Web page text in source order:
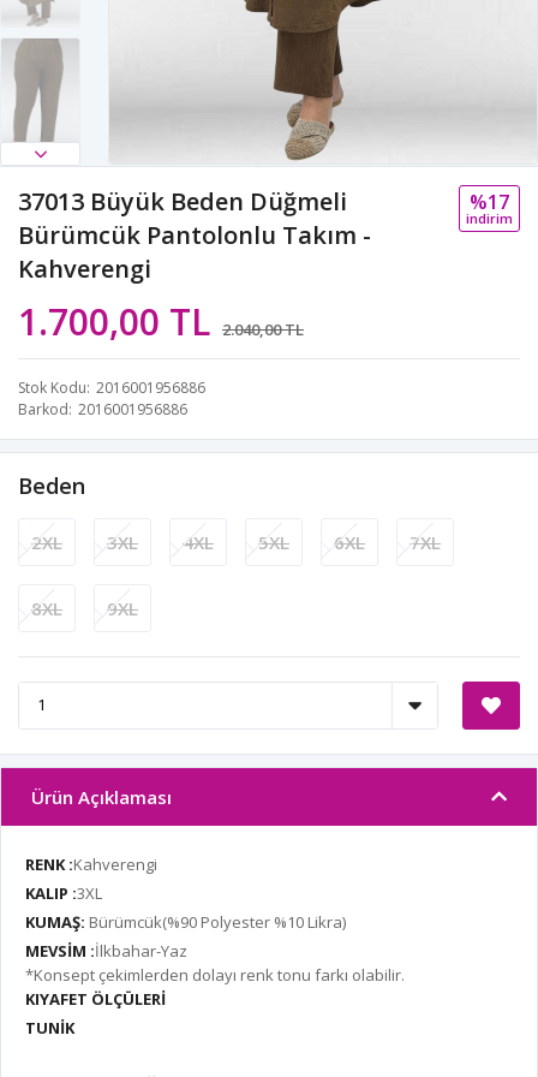
37013 Büyük Beden Düğmeli
Bürümcük Pantolonlu Takım -
Kahverengi
1.700,00 TL 2.040,00 TL
%17
i̇ndi̇ri̇m
Stok Kodu 2016001956886
Barkod 2016001956886
Beden
2XL 3XL 4XL 5XL 6XL 7XL
8XL 9XL
Ürün Açıklaması
RENK :Kahverengi
KALIP :3XL
KUMAŞ: Bürümcük(%90 Polyester %10 Likra)
MEVSİM :İlkbahar-Yaz
*Konsept çekimlerden dolayı renk tonu farkı olabilir.
KIYAFET ÖLÇÜLERİ
TUNİK